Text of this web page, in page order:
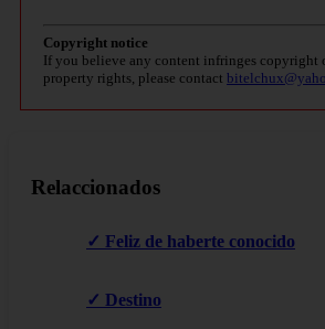
Copyright notice
If you believe any content infringes copyright
property rights, please contact
Relaccionados
✓ Feliz de haberte conocido
✓ Destino